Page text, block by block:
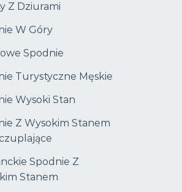
Z Dziurami
W Góry
Spodnie
Turystyczne Męskie
Wysoki Stan
Z Wysokim Stanem
Spodnie Z
Stanem